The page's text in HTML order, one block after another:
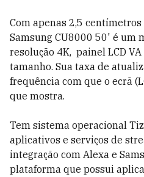
Com apenas 2,5
Samsung CU8000 50' é um
resolução 4K, painel LCD
tamanho. Sua taxa de
frequência com que o ecrã
que mostra.
Tem sistema operacional
aplicativos e serviços de
integração com Alexa e
plataforma que possui